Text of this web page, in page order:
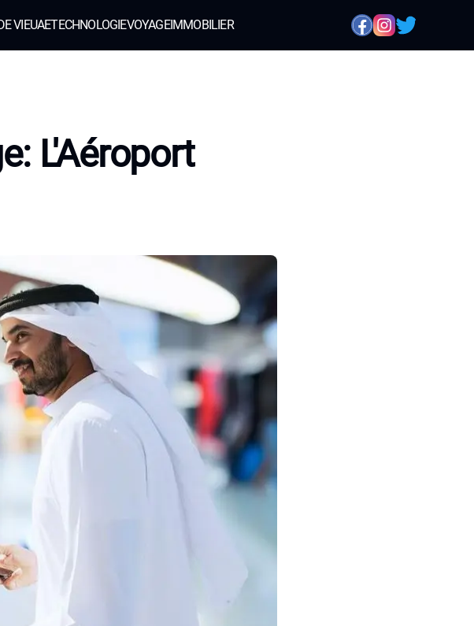
VIEUAETECHNOLOGIEVOYAGEIMMOBILIER
L'Aéroport